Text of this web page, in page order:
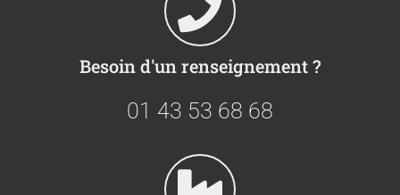
Besoin d'un renseignement ?
01 43 53 68 68